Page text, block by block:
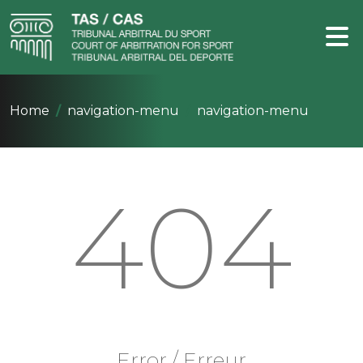
Home navigation-menu navigation-menu
404